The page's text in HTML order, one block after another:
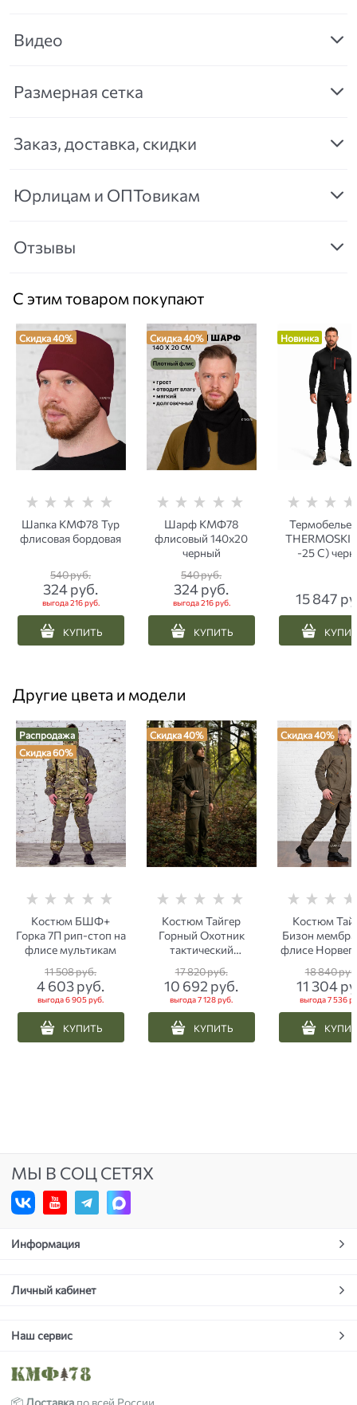
Видео
Размерная сетка
Заказ, доставка, скидки
Юрлицам и ОПТовикам
Отзывы
С этим товаром покупают
Скидка 40%
Шапка КМФ78 Тур
флисовая бордовая
540 руб.
324 руб.
выгода216 руб.
КУПИТЬ
Скидка 40%
Шарф КМФ78
флисовый 140х20
черный
540 руб.
324 руб.
выгода216 руб.
КУПИТЬ
Новинка
Термобелье
-25 С)
15 847
Другие цвета и модели
Распродажа
Скидка 60%
Костюм БШФ+
Горка 7П рип-стоп на
флисе мультикам
11 508 руб.
4 603 руб.
выгода6 905 руб.
КУПИТЬ
Скидка 40%
Костюм Тайгер
Горный Охотник
тактический
стоп (до -5 С) хаки
17 820 руб.
10 692 руб.
выгода7 128 руб.
КУПИТЬ
Скидка 40%
Костюм
Бизон
флисе
18 840
11 304
выгода7 536
МЫ В СОЦ СЕТЯХ
Информация
Личный кабинет
Наш сервис
📦 Доставка по всей России